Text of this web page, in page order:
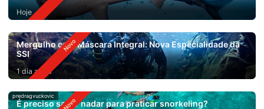
Hoje
Mergulho com Máscara Integral: Nova Especialidade da
SSI
1 dia atrás
predragvuckovic
É preciso saber nadar para praticar snorkeling?